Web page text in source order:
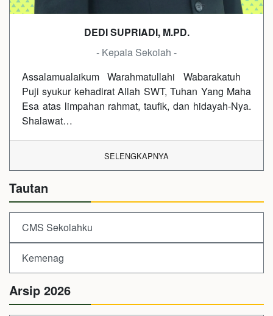
DEDI SUPRIADI, M.PD.
- Kepala Sekolah -
Assalamualaikum Warahmatullahi Wabarakatuh
Puji syukur kehadirat Allah SWT, Tuhan Yang Maha
Esa atas limpahan rahmat, taufik, dan hidayah-Nya.
Shalawat…
SELENGKAPNYA
Tautan
CMS Sekolahku
Kemenag
Arsip 2026